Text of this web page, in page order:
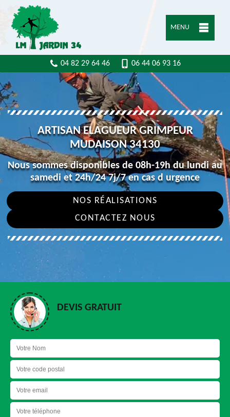
MENU
04 82 29 64 46 06 44 06 93 16
ARTISAN ELAGUEUR GRIMPEUR
MUDAISON 34130
Nous sommes disponibles de 08h-19h du lundi au
samedi et 24h/24 7j/7 en cas d urgence
NOS RÉALISATIONS
CONTACTEZ NOUS
DEVIS GRATUIT